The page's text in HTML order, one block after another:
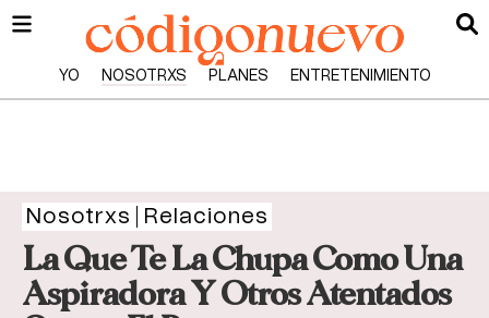
YO NOSOTRXS PLANES ENTRETENIMIENTO
Nosotrxs Relaciones
La Que Te La Chupa Como Una
Aspiradora Y Otros Atentados